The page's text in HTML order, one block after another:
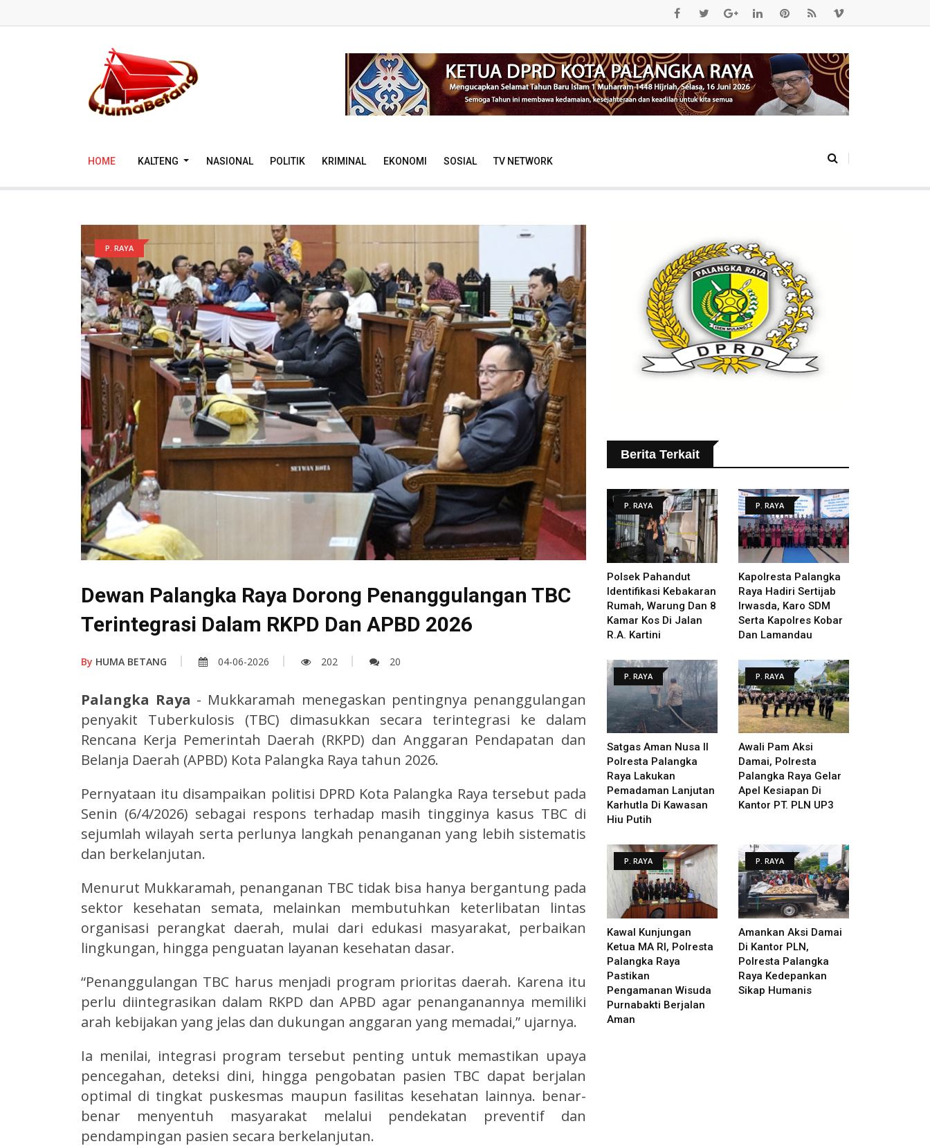
HOME KALTENG NASIONAL POLITIK KRIMINAL EKONOMI SOSIAL TV NETWORK
P. RAYA
Dewan Palangka Raya Dorong Penanggulangan TBC
Terintegrasi Dalam RKPD Dan APBD 2026
By HUMA BETANG 04-06-2026 202 20
Palangka Raya - Mukkaramah menegaskan pentingnya penanggulangan
penyakit Tuberkulosis (TBC) dimasukkan secara terintegrasi ke dalam
Rencana Kerja Pemerintah Daerah (RKPD) dan Anggaran Pendapatan dan
Belanja Daerah (APBD) Kota Palangka Raya tahun 2026.
Pernyataan itu disampaikan politisi DPRD Kota Palangka Raya tersebut pada
Senin (6/4/2026) sebagai respons terhadap masih tingginya kasus TBC di
sejumlah wilayah serta perlunya langkah penanganan yang lebih sistematis
dan berkelanjutan.
Menurut Mukkaramah, penanganan TBC tidak bisa hanya bergantung pada
sektor kesehatan semata, melainkan membutuhkan keterlibatan lintas
organisasi perangkat daerah, mulai dari edukasi masyarakat, perbaikan
lingkungan, hingga penguatan layanan kesehatan dasar.
“Penanggulangan TBC harus menjadi program prioritas daerah. Karena itu
perlu diintegrasikan dalam RKPD dan APBD agar penanganannya memiliki
arah kebijakan yang jelas dan dukungan anggaran yang memadai,” ujarnya.
Ia menilai, integrasi program tersebut penting untuk memastikan upaya
pencegahan, deteksi dini, hingga pengobatan pasien TBC dapat berjalan
optimal di tingkat puskesmas maupun fasilitas kesehatan lainnya. benar-
benar menyentuh masyarakat melalui pendekatan preventif dan
pendampingan pasien secara berkelanjutan.
Berita Terkait
P. RAYA
Polsek Pahandut
Identifikasi Kebakaran
Rumah, Warung Dan 8
Kamar Kos Di Jalan
R.A. Kartini
P. RAYA
Kapolresta Palangka
Raya Hadiri Sertijab
Irwasda, Karo SDM
Serta Kapolres Kobar
Dan Lamandau
P. RAYA
Satgas Aman Nusa II
Polresta Palangka
Raya Lakukan
Pemadaman Lanjutan
Karhutla Di Kawasan
Hiu Putih
P. RAYA
Awali Pam Aksi
Damai, Polresta
Palangka Raya Gelar
Apel Kesiapan Di
Kantor PT. PLN UP3
P. RAYA
Kawal Kunjungan
Ketua MA RI, Polresta
Palangka Raya
Pastikan
Pengamanan Wisuda
Purnabakti Berjalan
Aman
P. RAYA
Amankan Aksi Damai
Di Kantor PLN,
Polresta Palangka
Raya Kedepankan
Sikap Humanis